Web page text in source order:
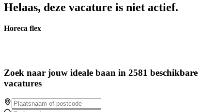
Helaas, deze vacature is niet actief.
Horeca flex
Zoek naar jouw ideale baan in 2581 beschikbare
vacatures